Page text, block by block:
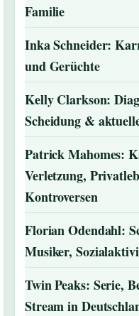
Familie
Inka Schneider:
und Gerüchte
Kelly Clarkson:
Scheidung &
Patrick Mahomes:
Verletzung,
Kontroversen
Florian Odendahl:
Musiker,
Twin Peaks: Serie,
Stream in